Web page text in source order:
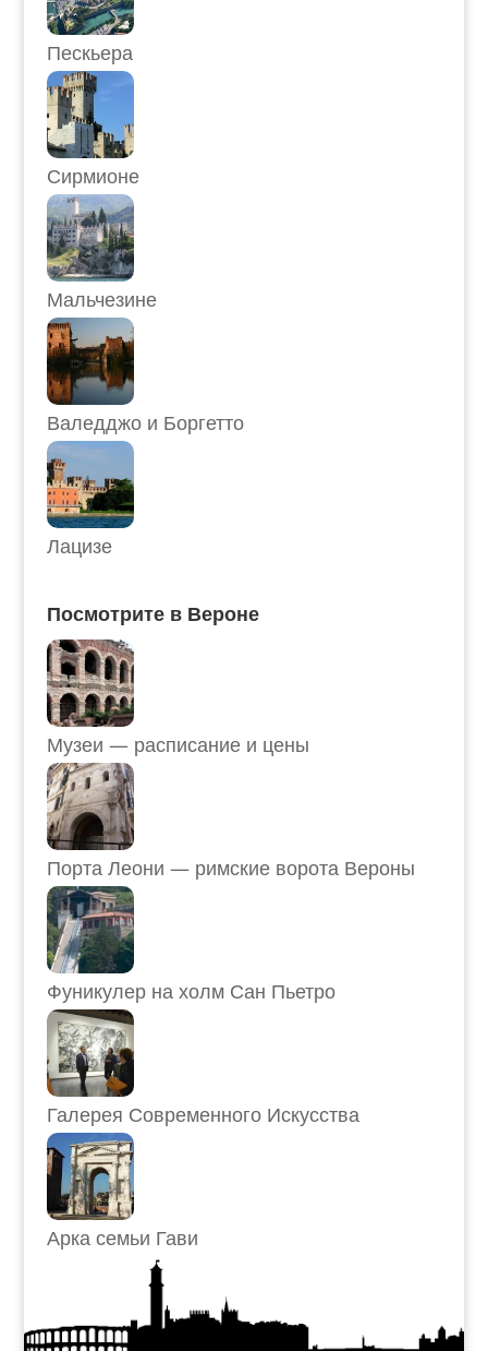
Пескьера
Сирмионе
Мальчезине
Валедджо и Боргетто
Лацизе
Посмотрите в Вероне
Музеи — расписание и цены
Порта Леони — римские ворота Вероны
Фуникулер на холм Сан Пьетро
Галерея Современного Искусства
Арка семьи Гави